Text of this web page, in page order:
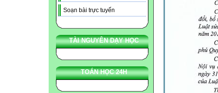
Soạn bài trực tuyến
TÀI NGUYÊN DẠY HỌC
TOÁN HỌC 24H